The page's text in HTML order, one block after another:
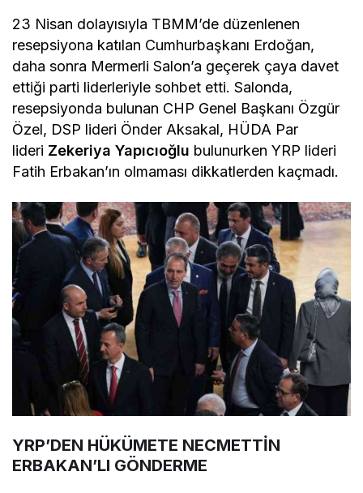
23 Nisan dolayısıyla TBMM’de düzenlenen
resepsiyona katılan Cumhurbaşkanı Erdoğan,
daha sonra Mermerli Salon’a geçerek çaya davet
ettiği parti liderleriyle sohbet etti. Salonda,
resepsiyonda bulunan CHP Genel Başkanı Özgür
Özel, DSP lideri Önder Aksakal, HÜDA Par
lideri Zekeriya Yapıcıoğlu bulunurken YRP lideri
Fatih Erbakan’ın olmaması dikkatlerden kaçmadı.
YRP’DEN HÜKÜMETE NECMETTİN
ERBAKAN’LI GÖNDERME